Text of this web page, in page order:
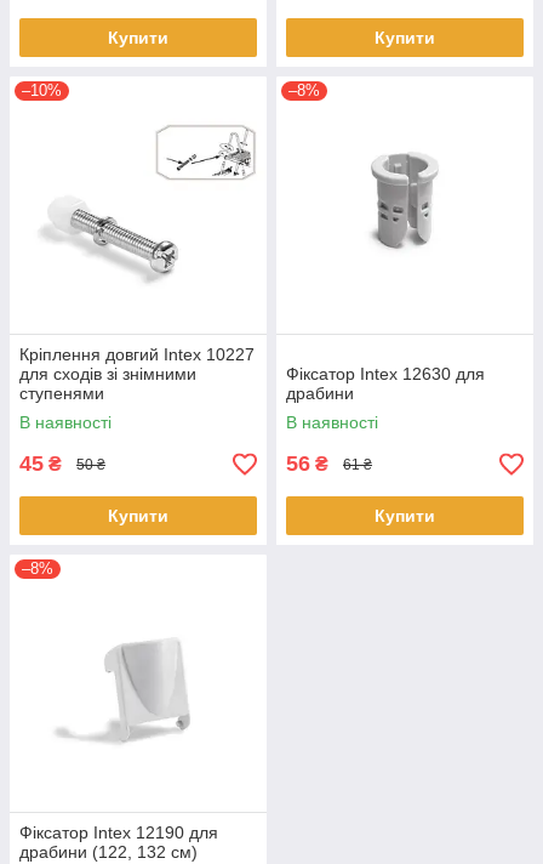
Купити Купити
–10%
Кріплення довгий Intex 10227
для сходів зі знімними
ступенями
В наявності
45 ₴ 50 ₴
Купити
–8%
Фіксатор Intex 12630 для
драбини
В наявності
56 ₴ 61 ₴
Купити
–8%
Фіксатор Intex 12190 для
драбини (122, 132 см)